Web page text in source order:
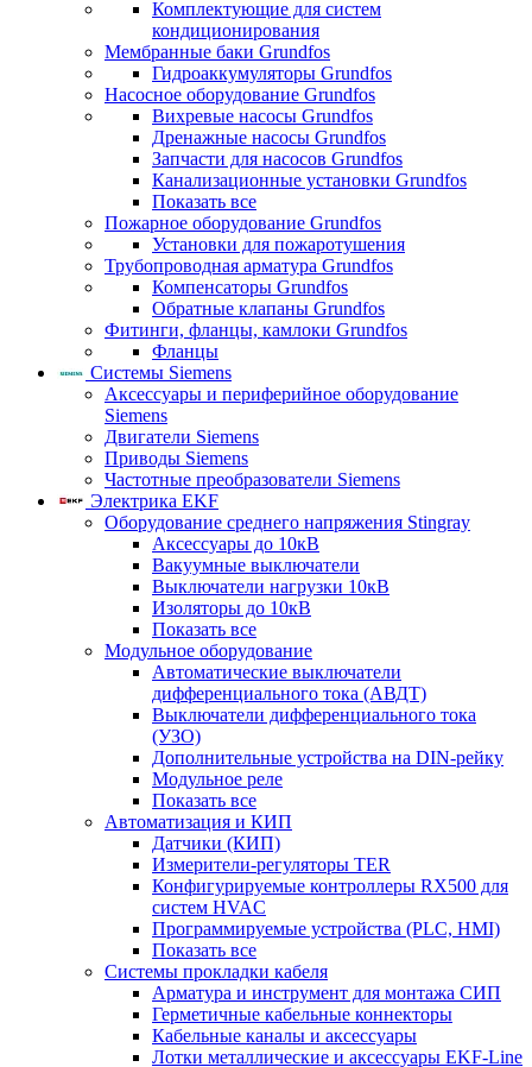
Комплектующие для систем
кондиционирования
Мембранные баки Grundfos
Гидроаккумуляторы Grundfos
Насосное оборудование Grundfos
Вихревые насосы Grundfos
Дренажные насосы Grundfos
Запчасти для насосов Grundfos
Канализационные установки Grundfos
Показать все
Пожарное оборудование Grundfos
Установки для пожаротушения
Трубопроводная арматура Grundfos
Компенсаторы Grundfos
Обратные клапаны Grundfos
Фитинги, фланцы, камлоки Grundfos
Фланцы
Системы Siemens
Аксессуары и периферийное оборудование
Siemens
Двигатели Siemens
Приводы Siemens
Частотные преобразователи Siemens
Электрика EKF
Оборудование среднего напряжения Stingray
Аксессуары до 10кВ
Вакуумные выключатели
Выключатели нагрузки 10кВ
Изоляторы до 10кВ
Показать все
Модульное оборудование
Автоматические выключатели
дифференциального тока (АВДТ)
Выключатели дифференциального тока
(УЗО)
Дополнительные устройства на DIN-рейку
Модульное реле
Показать все
Автоматизация и КИП
Датчики (КИП)
Измерители-регуляторы TER
Конфигурируемые контроллеры RX500 для
систем HVAC
Программируемые устройства (PLC, HMI)
Показать все
Системы прокладки кабеля
Арматура и инструмент для монтажа СИП
Герметичные кабельные коннекторы
Кабельные каналы и аксессуары
Лотки металлические и аксессуары EKF-Line